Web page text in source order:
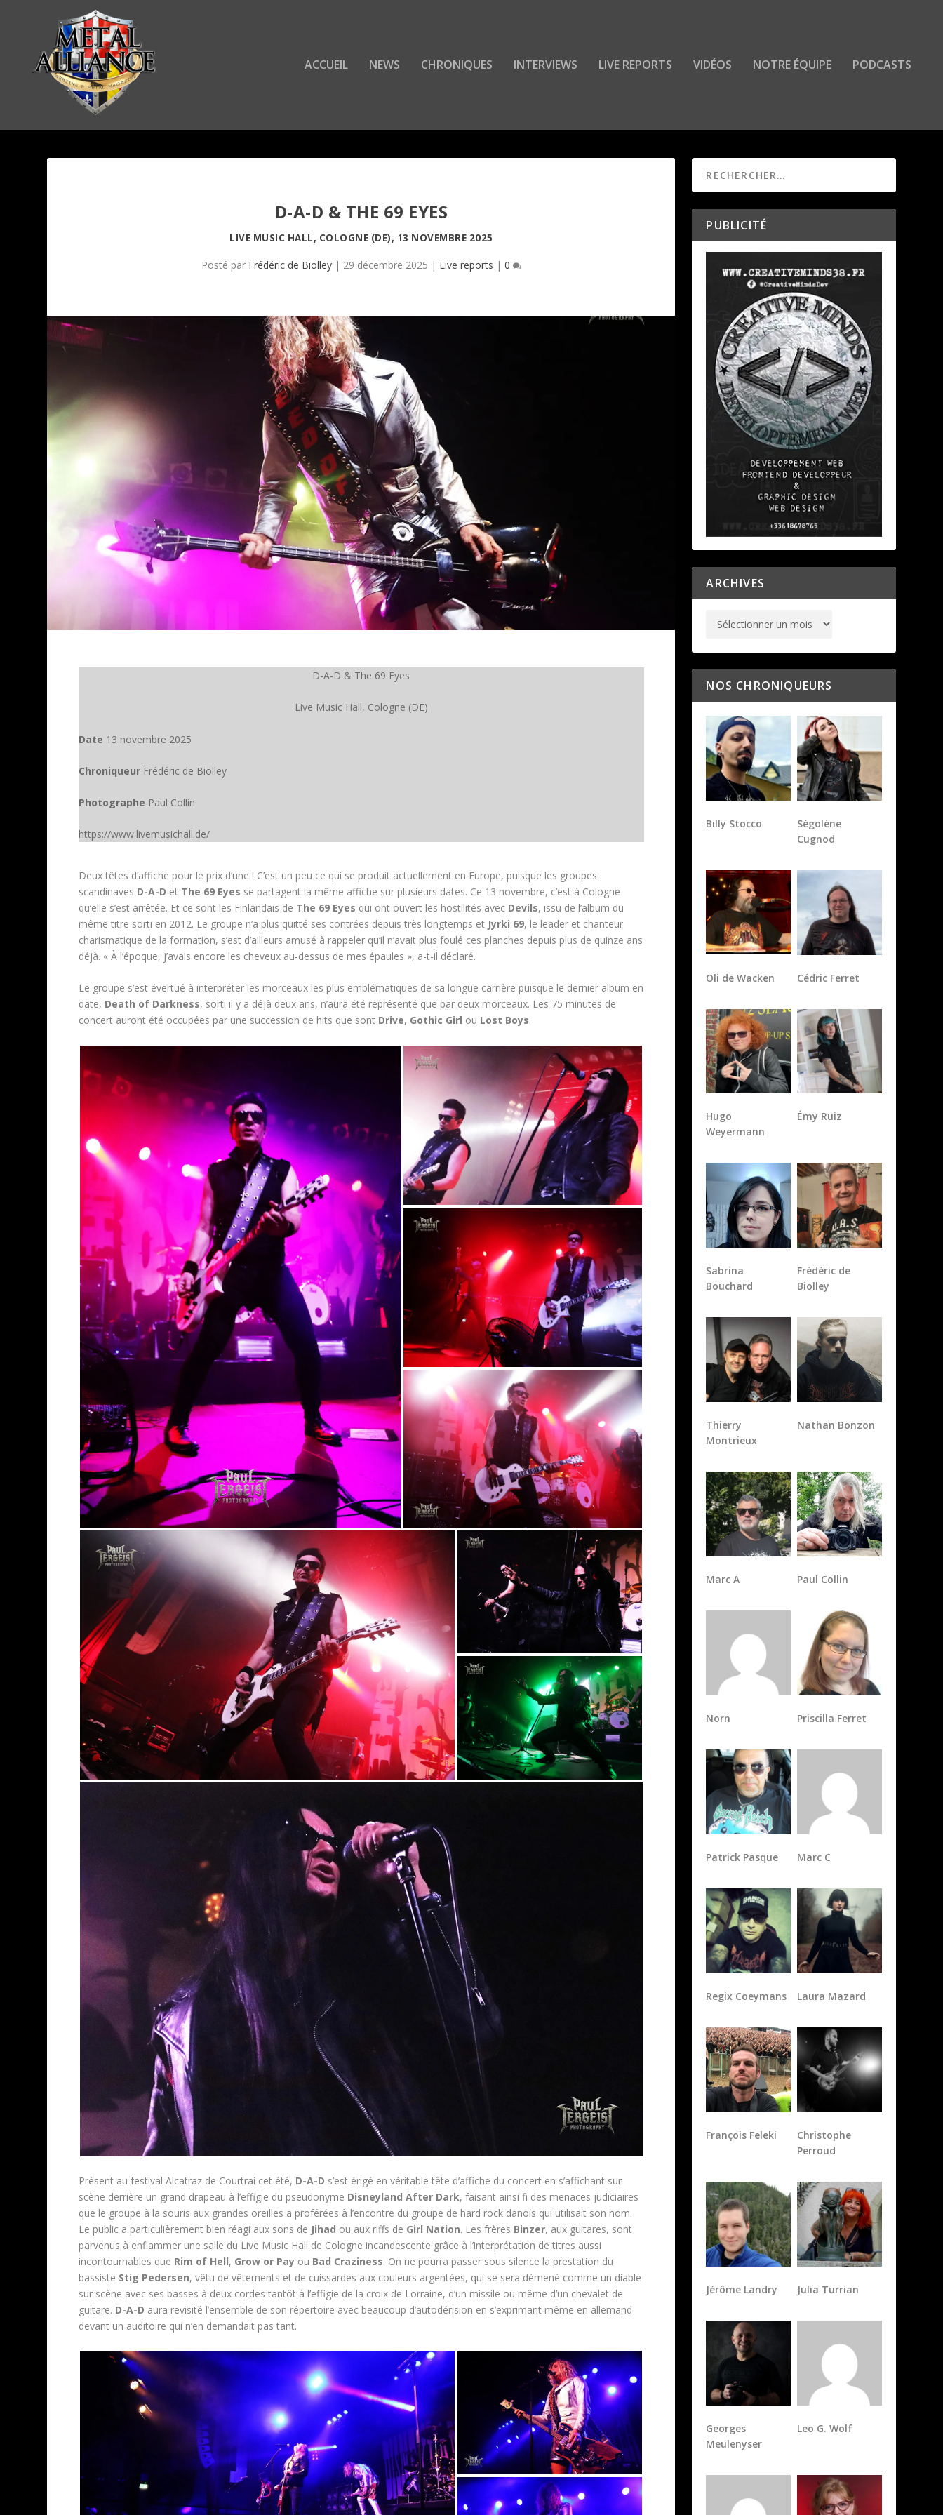
ACCUEIL NEWS CHRONIQUES INTERVIEWS LIVE REPORTS VIDÉOS NOTRE ÉQUIPE PODCASTS
D-A-D & THE 69 EYES
LIVE MUSIC HALL, COLOGNE (DE), 13 NOVEMBRE 2025
Posté par Frédéric de Biolley| 29 décembre 2025 | Live reports | 0
D-A-D & The 69 Eyes
Live Music Hall, Cologne (DE)
Date 13 novembre 2025
ChroniqueurFrédéric de Biolley
Photographe Paul Collin
https://www.livemusichall.de/
Deux têtes d’affiche pour le prix d’une ! C’est un peu ce qui se produit actuellement en Europe, puisque les groupes
scandinaves D-A-D et The 69 Eyes se partagent la même affiche sur plusieurs dates. Ce 13 novembre, c’est à Cologne
qu’elle s’est arrêtée. Et ce sont les Finlandais de The 69 Eyes qui ont ouvert les hostilités avec Devils, issu de l’album du
même titre sorti en 2012. Le groupe n’a plus quitté ses contrées depuis très longtemps et Jyrki 69, le leader et chanteur
charismatique de la formation, s’est d’ailleurs amusé à rappeler qu’il n’avait plus foulé ces planches depuis plus de quinze ans
déjà. « À l’époque, j’avais encore les cheveux au-dessus de mes épaules », a-t-il déclaré.
Le groupe s’est évertué à interpréter les morceaux les plus emblématiques de sa longue carrière puisque le dernier album en
date, Death of Darkness, sorti il y a déjà deux ans, n’aura été représenté que par deux morceaux. Les 75 minutes de
concert auront été occupées par une succession de hits que sont Drive, Gothic Girl ou Lost Boys.
Présent au festival Alcatraz de Courtrai cet été, D-A-D s’est érigé en véritable tête d’affiche du concert en s’affichant sur
scène derrière un grand drapeau à l’effigie du pseudonyme Disneyland After Dark, faisant ainsi fi des menaces judiciaires
que le groupe à la souris aux grandes oreilles a proférées à l’encontre du groupe de hard rock danois qui utilisait son nom.
Le public a particulièrement bien réagi aux sons de Jihad ou aux riffs de Girl Nation. Les frères Binzer, aux guitares, sont
parvenus à enflammer une salle du Live Music Hall de Cologne incandescente grâce à l’interprétation de titres aussi
incontournables que Rim of Hell, Grow or Payou Bad Craziness. On ne pourra passer sous silence la prestation du
bassiste Stig Pedersen, vêtu de vêtements et de cuissardes aux couleurs argentées, qui se sera démené comme un diable
sur scène avec ses basses à deux cordes tantôt à l’effigie de la croix de Lorraine, d’un missile ou même d’un chevalet de
guitare. D-A-D aura revisité l’ensemble de son répertoire avec beaucoup d’autodérision en s’exprimant même en allemand
devant un auditoire qui n’en demandait pas tant.
PUBLICITÉ
Billy Stocco
Ségolène
Cugnod
Oli de Wacken Cédric Ferret
Hugo
Weyermann
Émy Ruiz
Sabrina
Bouchard
Frédéric de
Biolley
Thierry
Montrieux
Nathan Bonzon
Marc A Paul Collin
Norn Priscilla Ferret
Patrick Pasque Marc C
Regix Coeymans Laura Mazard
François Feleki
Christophe
Perroud
Jérôme Landry Julia Turrian
Georges
Meulenyser
Leo G. Wolf